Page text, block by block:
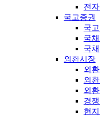
전
국고증권
국
국
국
외환시장
외
외
외
경
현